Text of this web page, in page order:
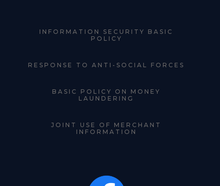
INFORMATION SECURITY BASIC
POLICY
RESPONSE TO ANTI-SOCIAL FORCES
BASIC POLICY ON MONEY
LAUNDERING
JOINT USE OF MERCHANT
INFORMATION